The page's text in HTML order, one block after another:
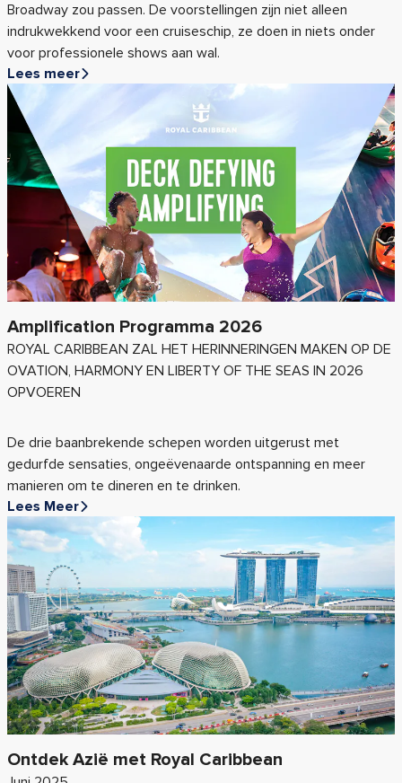
Broadway zou passen. De voorstellingen zijn niet alleen
indrukwekkend voor een cruiseschip, ze doen in niets onder
voor professionele shows aan wal.
Lees meer
Amplification Programma 2026
ROYAL CARIBBEAN ZAL HET HERINNERINGEN MAKEN OP DE
OVATION, HARMONY EN LIBERTY OF THE SEAS IN 2026
OPVOEREN
De drie baanbrekende schepen worden uitgerust met
gedurfde sensaties, ongeëvenaarde ontspanning en meer
manieren om te dineren en te drinken.
Lees Meer
Ontdek Azië met Royal Caribbean